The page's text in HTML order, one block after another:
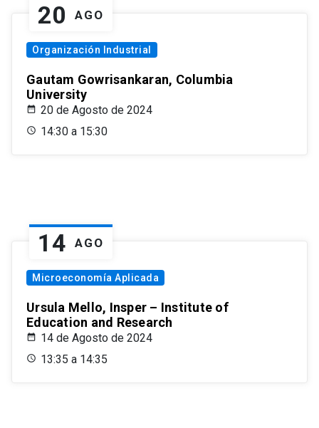
20 AGO
Organización Industrial
Gautam Gowrisankaran, Columbia
University
20 de Agosto de 2024
14:30 a 15:30
14 AGO
Microeconomía Aplicada
Ursula Mello, Insper – Institute of
Education and Research
14 de Agosto de 2024
13:35 a 14:35